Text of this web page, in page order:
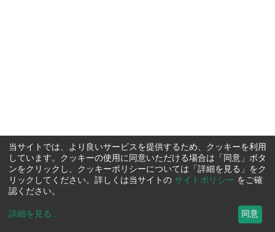
当サイトでは、より良いサービスを提供するため、クッキーを利用
しています。クッキーの使用に同意いただける場合は「同意」ボタ
ンをクリックし、クッキーポリシーについては「詳細を見る」をク
リックしてください。詳しくは当サイトの サイトポリシー をご確
認ください。
詳細を見る ... 同意